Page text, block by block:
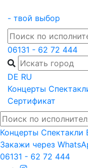
content
- твой выбор
06131 - 62 72 444
DE RU
Концерты
Сертификат
Концерты Спектакли
Закажи через
06131 - 62 72 444